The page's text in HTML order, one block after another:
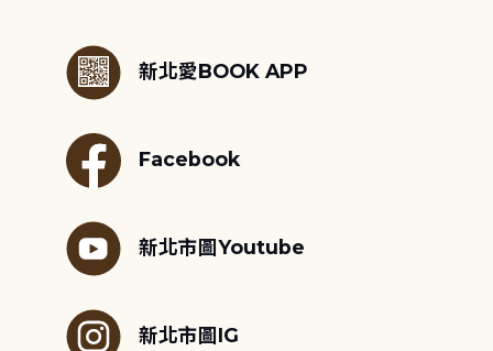
新北愛BOOK APP
Facebook
新北市圖Youtube
新北市圖IG